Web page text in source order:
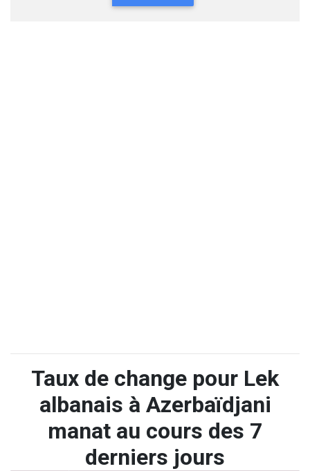
Taux de change pour Lek
albanais à Azerbaïdjani
manat au cours des 7
derniers jours